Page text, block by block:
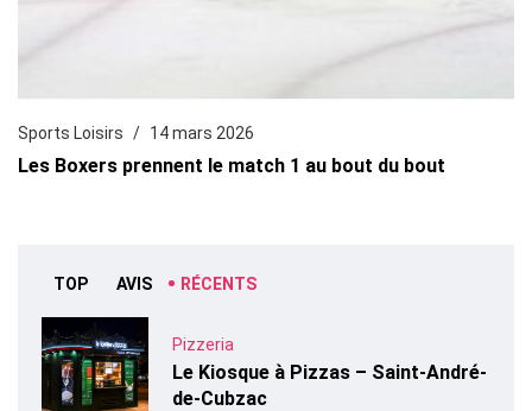
Sports Loisirs 14 mars 2026
Les Boxers prennent le match 1 au bout du bout
TOP AVIS RÉCENTS
Pizzeria
Le Kiosque à Pizzas – Saint-André-
de-Cubzac